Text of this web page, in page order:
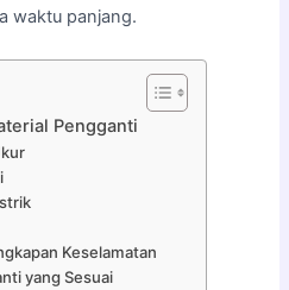
waktu panjang.
Pengganti
Keselamatan
yang Sesuai